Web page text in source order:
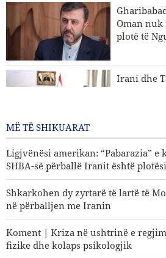
Koment | Kriza në ushtrinë e
fizike dhe kolaps psikologjik
Analizë | Erozioni i arsenalit
Iranin; një paralajmërim për fuqinë
Uashingtonit
Oman
plotë të
Irani dhe
MË TË SHIKUARAT
Ligjvënësi amerikan: “Pabarazia” e
SHBA-së përballë Iranit është
Shkarkohen dy zyrtarë të lartë të
në përballjen me Iranin
Koment | Kriza në ushtrinë e
fizike dhe kolaps psikologjik